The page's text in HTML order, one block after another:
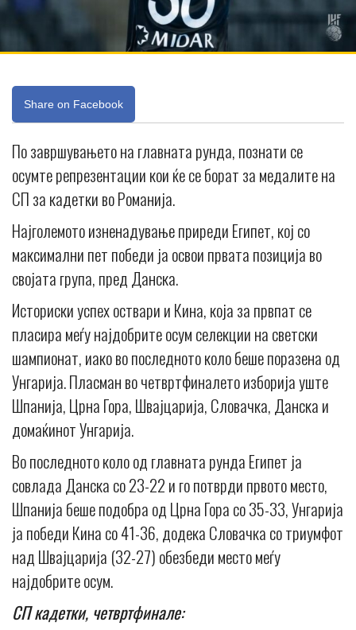
Share on Facebook
По завршувањето на главната рунда, познати се
осумте репрезентации кои ќе се борат за медалите на
СП за кадетки во Романија.
Најголемото изненадување приреди Египет, кој со
максимални пет победи ја освои првата позиција во
својата група, пред Данска.
Историски успех оствари и Кина, која за првпат се
пласира меѓу најдобрите осум селекции на светски
шампионат, иако во последното коло беше поразена од
Унгарија. Пласман во четвртфиналето изборија уште
Шпанија, Црна Гора, Швајцарија, Словачка, Данска и
домаќинот Унгарија.
Во последното коло од главната рунда Египет ја
совлада Данска со 23-22 и го потврди првото место,
Шпанија беше подобра од Црна Гора со 35-33, Унгарија
ја победи Кина со 41-36, додека Словачка со триумфот
над Швајцарија (32-27) обезбеди место меѓу
најдобрите осум.
СП кадетки, четвртфинале: